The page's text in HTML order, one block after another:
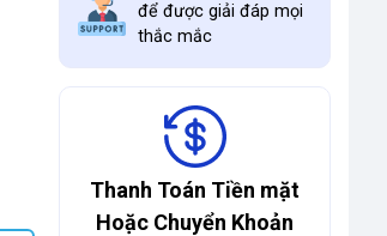
để được giải đáp mọi
thắc mắc
Thanh Toán Tiền mặt
Hoặc Chuyển Khoản